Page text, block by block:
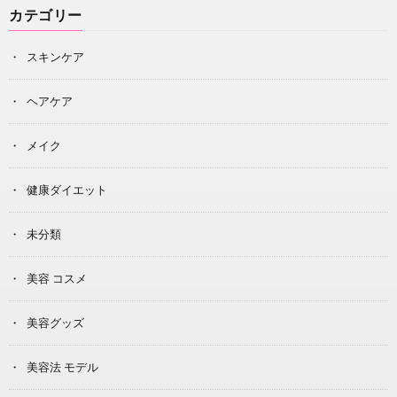
カテゴリー
スキンケア
ヘアケア
メイク
健康ダイエット
未分類
美容 コスメ
美容グッズ
美容法 モデル